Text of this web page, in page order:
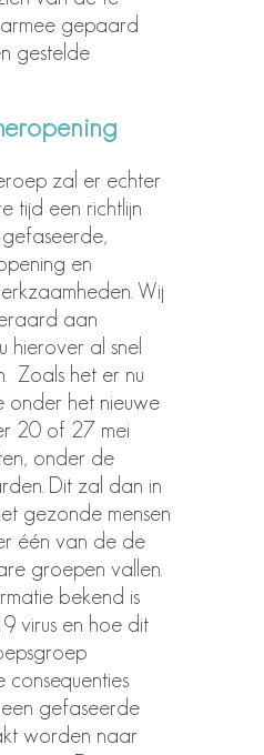
gepaard
gestelde
zal er echter
tijd een richtlijn
en
Wij
aan
hierover al snel
Zoals het er nu
onder het nieuwe
20 of 27 mei
onder de
Dit zal dan in
gezonde mensen
één van de de
groepen vallen.
bekend is
virus en hoe dit
gefaseerde
worden naar